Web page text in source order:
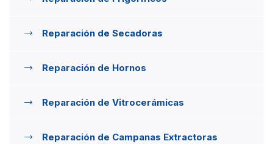
Reparación de Secadoras
Reparación de Hornos
Reparación de Vitrocerámicas
Reparación de Campanas Extractoras